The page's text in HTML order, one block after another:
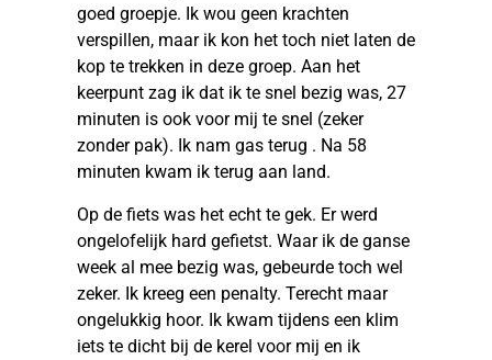
goed groepje. Ik wou geen krachten
verspillen, maar ik kon het toch niet laten de
kop te trekken in deze groep. Aan het
keerpunt zag ik dat ik te snel bezig was, 27
minuten is ook voor mij te snel (zeker
zonder pak). Ik nam gas terug . Na 58
minuten kwam ik terug aan land.
Op de fiets was het echt te gek. Er werd
ongelofelijk hard gefietst. Waar ik de ganse
week al mee bezig was, gebeurde toch wel
zeker. Ik kreeg een penalty. Terecht maar
ongelukkig hoor. Ik kwam tijdens een klim
iets te dicht bij de kerel voor mij en ik